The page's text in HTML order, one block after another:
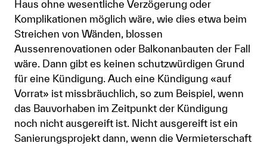
Haus ohne wesentliche Verzögerung oder
Komplikationen möglich wäre, wie dies etwa beim
Streichen von Wänden, blossen
Aussenrenovationen oder Balkonanbauten der Fall
wäre. Dann gibt es keinen schutzwürdigen Grund
für eine Kündigung. Auch eine Kündigung «auf
Vorrat» ist missbräuchlich, so zum Beispiel, wenn
das Bauvorhaben im Zeitpunkt der Kündigung
noch nicht ausgereift ist. Nicht ausgereift ist ein
Sanierungsprojekt dann, wenn die Vermieterschaft